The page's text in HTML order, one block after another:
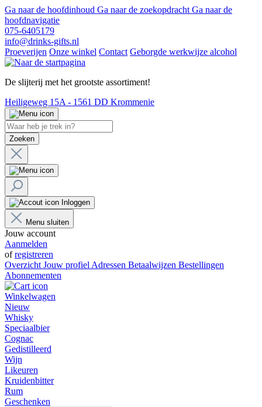
Ga naar de hoofdinhoud Ga naar de zoekopdracht Ga naar de
hoofdnavigatie
075-6405179
info@drinks-gifts.nl
Proeverijen Onze winkel Contact Geborgde werkwijze alcohol
De slijterij met het grootste assortiment!
Heiligeweg 15A - 1561 DD Krommenie
Zoeken
Inloggen
Menu sluiten
Jouw account
Aanmelden
ofregistreren
Overzicht Jouw profiel Adressen Betaalwijzen Bestellingen
Abonnementen
Winkelwagen
Nieuw
Whisky
Speciaalbier
Cognac
Gedistilleerd
Wijn
Likeuren
Kruidenbitter
Rum
Geschenken